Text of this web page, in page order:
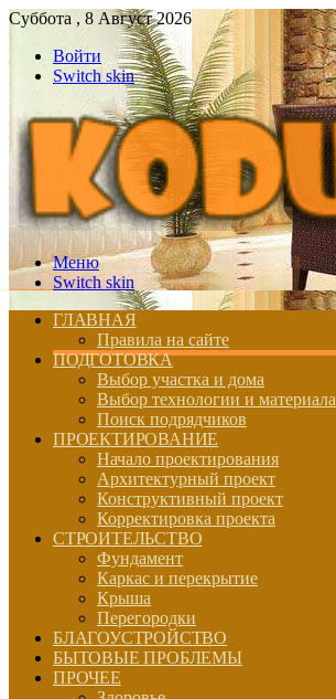
Суббота , 8 Август 2026
Войти
Switch skin
Меню
Switch skin
ГЛАВНАЯ
Правила на сайте
ПОДГОТОВКА
Выбор участка и дома
Выбор технологии и материала
Поиск подрядчиков
ПРОЕКТИРОВАНИЕ
Начало проектирования
Архитектурный проект
Конструктивный проект
Корректировка проекта
СТРОИТЕЛЬСТВО
Фундамент
Каркас и перекрытие
Крыша
Перегородки
БЛАГОУСТРОЙСТВО
БЫТОВЫЕ ПРОБЛЕМЫ
ПРОЧЕЕ